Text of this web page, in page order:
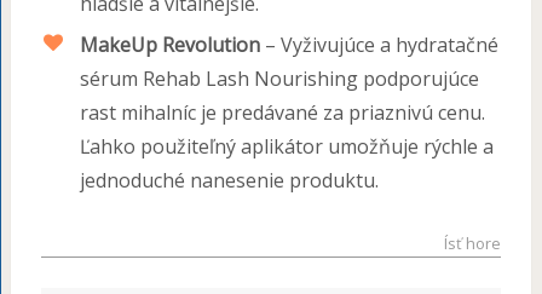
MakeUp Revolution– Vyživujúce a hydratačné
sérum Rehab Lash Nourishing podporujúce
rast mihalníc je predávané za priaznivú cenu.
Ľahko použiteľný aplikátor umožňuje rýchle a
jednoduché nanesenie produktu.
Ísť hore